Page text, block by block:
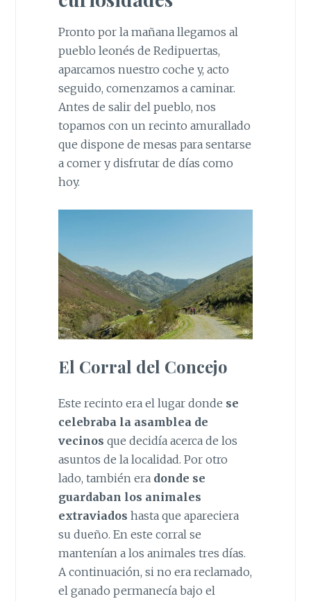
Pronto por la mañana llegamos al
pueblo leonés de Redipuertas,
aparcamos nuestro coche y, acto
seguido, comenzamos a caminar.
Antes de salir del pueblo, nos
topamos con un recinto amurallado
que dispone de mesas para sentarse
a comer y disfrutar de días como
hoy.
El Corral del Concejo
Este recinto era el lugar donde se
celebraba la asamblea de
vecinos que decidía acerca de los
asuntos de la localidad. Por otro
lado, también era donde se
guardaban los animales
extraviados hasta que apareciera
su dueño. En este corral se
mantenían a los animales tres días.
A continuación, si no era reclamado,
el ganado permanecía bajo el